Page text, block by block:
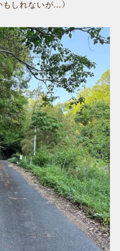
もしれないが…）